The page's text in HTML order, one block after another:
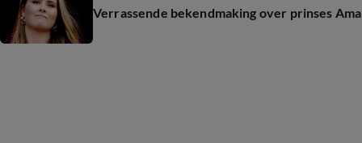
Verrassende bekendmaking over prinses